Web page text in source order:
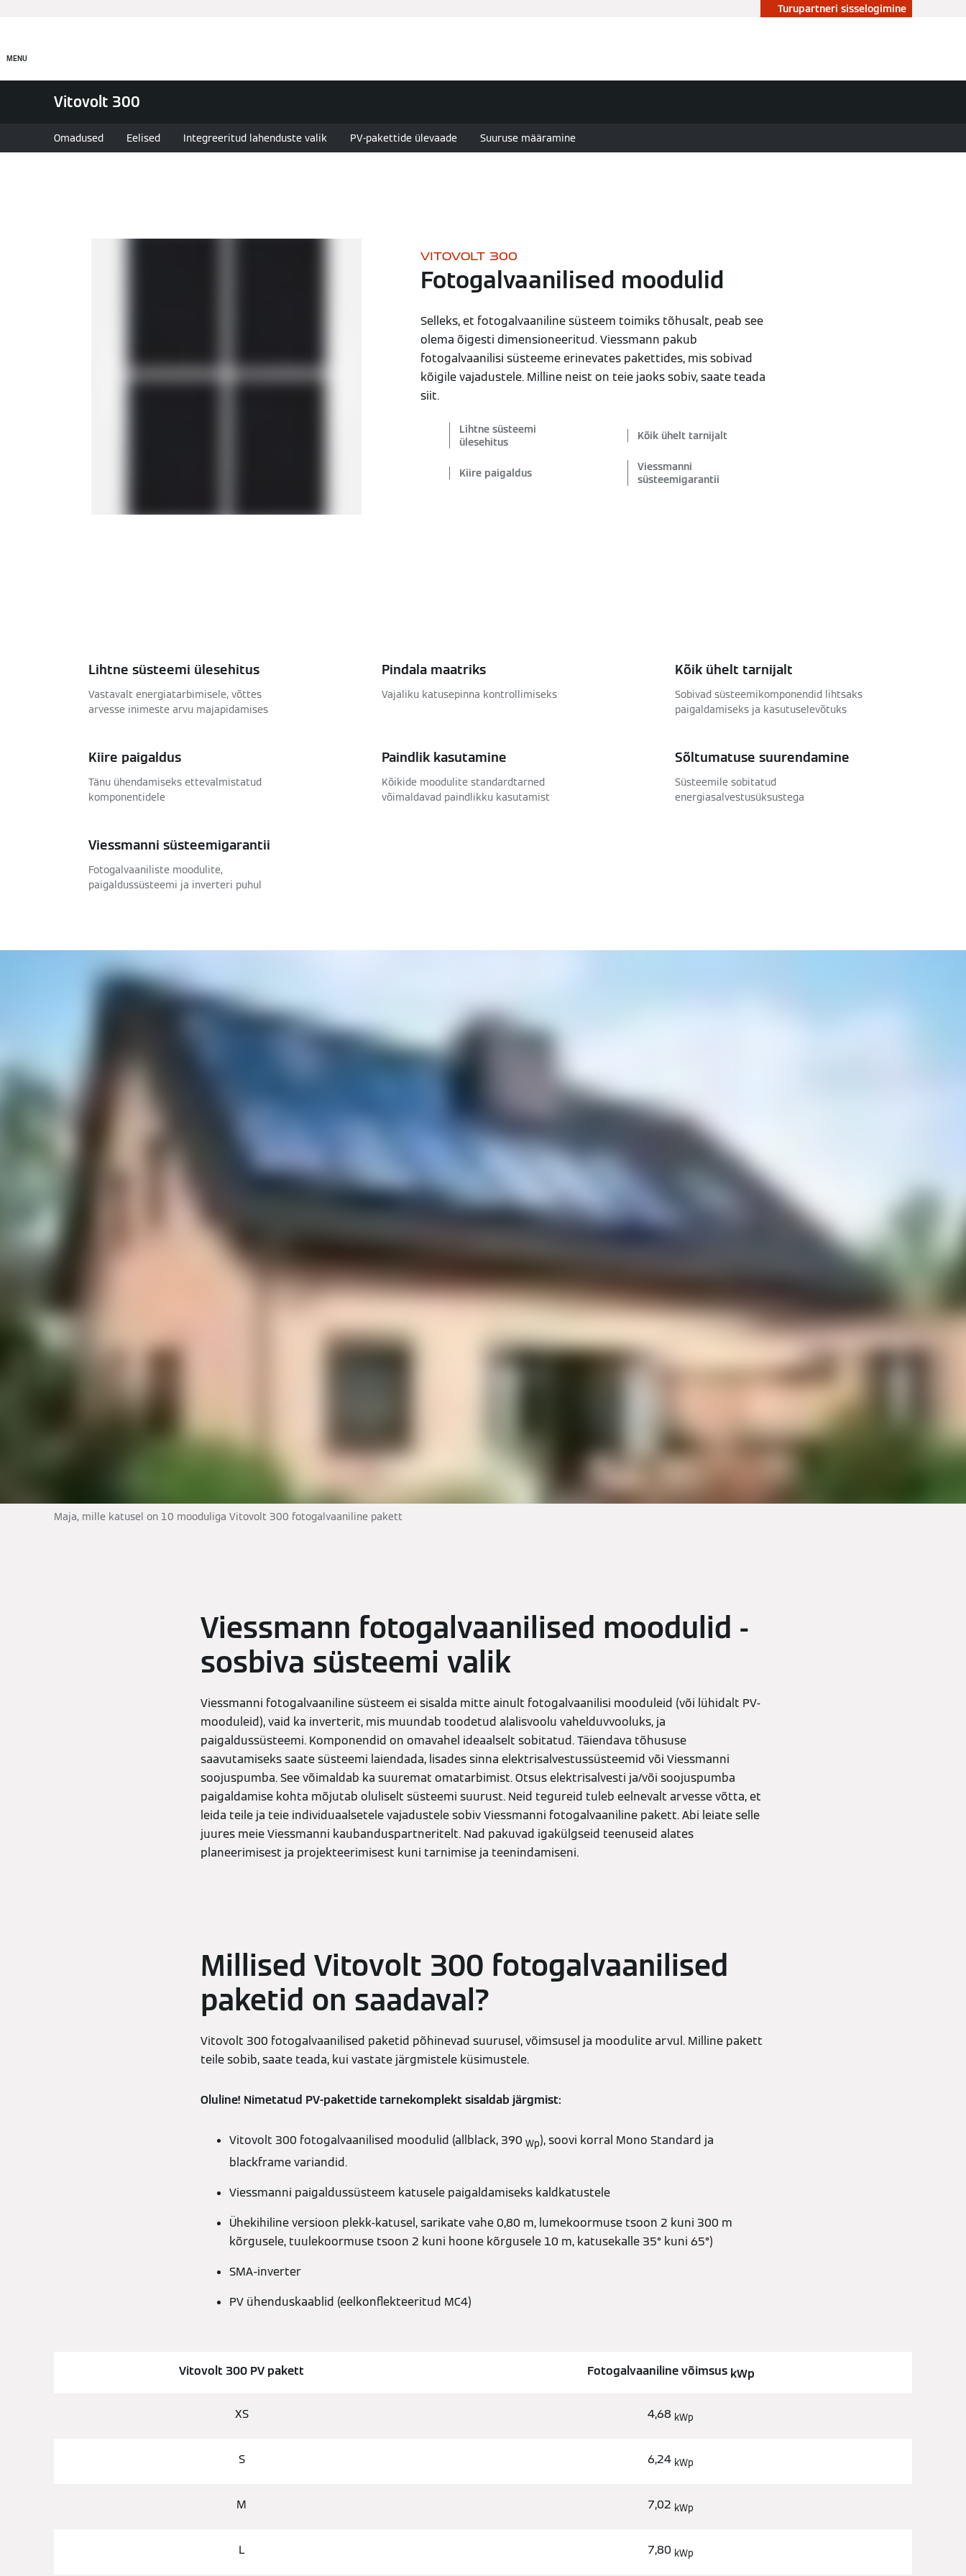
Turupartneri sisselogimine
MENU
Vitovolt 300
Omadused Eelised Integreeritud lahenduste valik PV-pakettide ülevaade Suuruse määramine
VITOVOLT 300
Fotogalvaanilised moodulid
Selleks, et fotogalvaaniline süsteem toimiks tõhusalt, peab see
olema õigesti dimensioneeritud. Viessmann pakub
fotogalvaanilisi süsteeme erinevates pakettides, mis sobivad
kõigile vajadustele. Milline neist on teie jaoks sobiv, saate teada
siit.
Lihtne süsteemi
ülesehitus
Kõik ühelt tarnijalt
Kiire paigaldus
Viessmanni
süsteemigarantii
Lihtne süsteemi ülesehitus
Vastavalt energiatarbimisele, võttes
arvesse inimeste arvu majapidamises
Pindala maatriks
Vajaliku katusepinna kontrollimiseks
Kõik ühelt tarnijalt
Sobivad süsteemikomponendid lihtsaks
paigaldamiseks ja kasutuselevõtuks
Kiire paigaldus
Tänu ühendamiseks ettevalmistatud
komponentidele
Paindlik kasutamine
Kõikide moodulite standardtarned
võimaldavad paindlikku kasutamist
Sõltumatuse suurendamine
Süsteemile sobitatud
energiasalvestusüksustega
Viessmanni süsteemigarantii
Fotogalvaaniliste moodulite,
paigaldussüsteemi ja inverteri puhul
Maja, mille katusel on 10 mooduliga Vitovolt 300 fotogalvaaniline pakett
Viessmann fotogalvaanilised moodulid -
sosbiva süsteemi valik
Viessmanni fotogalvaaniline süsteem ei sisalda mitte ainult fotogalvaanilisi mooduleid (või lühidalt PV-
mooduleid), vaid ka inverterit, mis muundab toodetud alalisvoolu vahelduvvooluks, ja
paigaldussüsteemi. Komponendid on omavahel ideaalselt sobitatud. Täiendava tõhususe
saavutamiseks saate süsteemi laiendada, lisades sinna elektrisalvestussüsteemid või Viessmanni
soojuspumba. See võimaldab ka suuremat omatarbimist. Otsus elektrisalvesti ja/või soojuspumba
paigaldamise kohta mõjutab oluliselt süsteemi suurust. Neid tegureid tuleb eelnevalt arvesse võtta, et
leida teile ja teie individuaalsetele vajadustele sobiv Viessmanni fotogalvaaniline pakett. Abi leiate selle
juures meie Viessmanni kaubanduspartneritelt. Nad pakuvad igakülgseid teenuseid alates
planeerimisest ja projekteerimisest kuni tarnimise ja teenindamiseni.
Millised Vitovolt 300 fotogalvaanilised
paketid on saadaval?
Vitovolt 300 fotogalvaanilised paketid põhinevad suurusel, võimsusel ja moodulite arvul. Milline pakett
teile sobib, saate teada, kui vastate järgmistele küsimustele.
Oluline! Nimetatud PV-pakettide tarnekomplekt sisaldab järgmist:
Vitovolt 300 fotogalvaanilised moodulid (allblack, 390 Wp), soovi korral Mono Standard ja
blackframe variandid.
Viessmanni paigaldussüsteem katusele paigaldamiseks kaldkatustele
Ühekihiline versioon plekk-katusel, sarikate vahe 0,80 m, lumekoormuse tsoon 2 kuni 300 m
kõrgusele, tuulekoormuse tsoon 2 kuni hoone kõrgusele 10 m, katusekalle 35° kuni 65°)
SMA-inverter
PV ühenduskaablid (eelkonflekteeritud MC4)
Vitovolt 300 PV pakett Fotogalvaaniline võimsus kWp
XS 4,68 kWp
S 6,24 kWp
M 7,02 kWp
L 7,80 kWp